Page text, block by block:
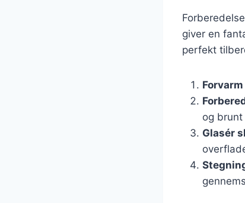
giver en
perfekt
og brunt
Glasér